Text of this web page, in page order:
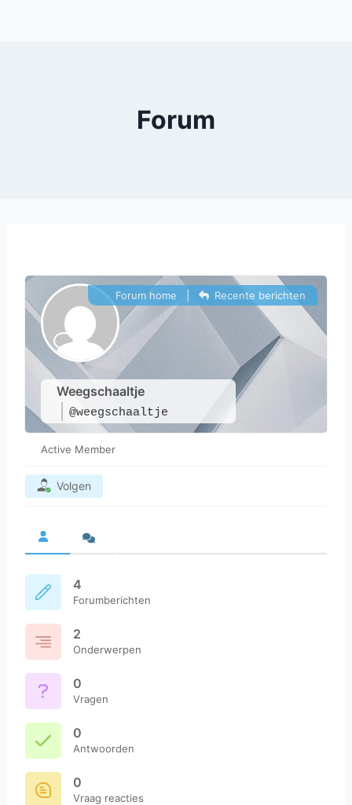
Forum
Weegschaaltje
@weegschaaltje
Forum home Recente berichten
Active Member
Volgen
4
Forumberichten
2
Onderwerpen
0
Vragen
0
Antwoorden
0
Vraag reacties